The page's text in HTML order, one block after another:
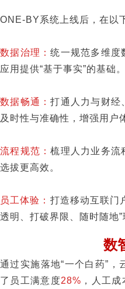
ONE-BY系统上线后，在以
数据治理：统一规范多维度
应用提供“基于事实”的基础。
数据畅通：打通人力与财经
及时性与准确性，增强用户
流程规范：梳理人力业务流
选拔更高效。
员工体验： 打造移动互联门
透明、打破界限、随时随地
数
通过实施落地“一个白药”
了员工满意度28% ，人工